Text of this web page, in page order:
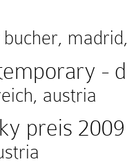
-
austria
preis 2009